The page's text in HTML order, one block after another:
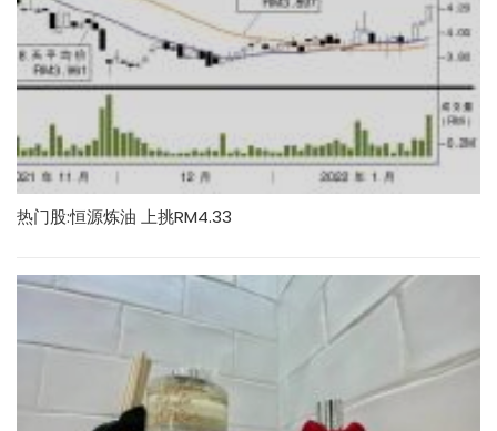
热门股:恒源炼油 上挑RM4.33